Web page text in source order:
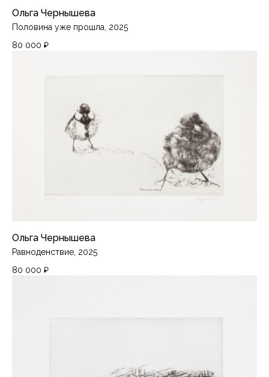
Ольга Чернышева
Половина уже прошла, 2025
80 000 ₽
Ольга Чернышева
Равноденствие, 2025
80 000 ₽